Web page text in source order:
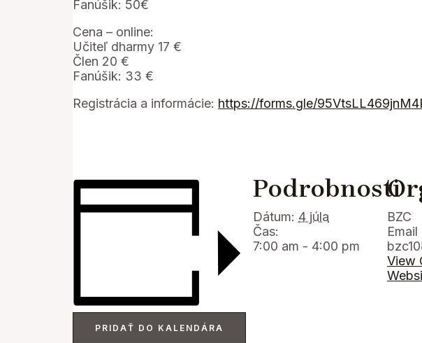
Fanúšik: 50€
Cena – online:
Učiteľ dharmy 17 €
Člen 20 €
Fanúšik: 33 €
Registrácia a informácie: https://forms.gle/
PRIDAŤ DO KALENDÁRA
Podrobnosti
Dátum: 4 júla
Čas:
7:00 am - 4:00 pm
BZC
Email
View